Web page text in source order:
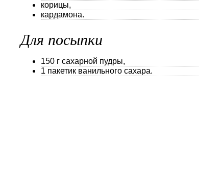
корицы,
кардамона.
Для посыпки
150 г сахарной пудры,
1 пакетик ванильного сахара.